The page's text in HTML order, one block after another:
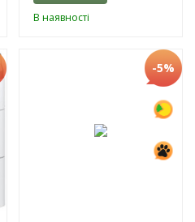
В наявності
-5%